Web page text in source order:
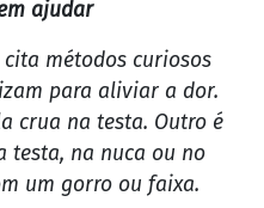
ajudar
métodos curiosos
para aliviar a dor.
crua na testa. Outro é
testa, na nuca ou no
um gorro ou faixa.